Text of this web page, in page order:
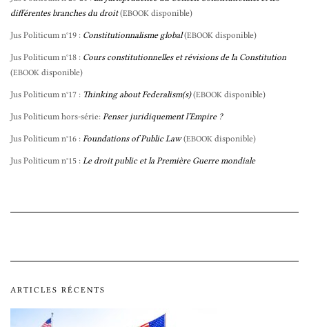
différentes branches du droit (EBOOK disponible)
Jus Politicum n°19 : Constitutionnalisme global (EBOOK disponible)
Jus Politicum n°18 : Cours constitutionnelles et révisions de la Constitution
(EBOOK disponible)
Jus Politicum n°17 : Thinking about Federalism(s) (EBOOK disponible)
Jus Politicum hors-série: Penser juridiquement l’Empire ?
Jus Politicum n°16 : Foundations of Public Law (EBOOK disponible)
Jus Politicum n°15 : Le droit public et la Première Guerre mondiale
ARTICLES RÉCENTS